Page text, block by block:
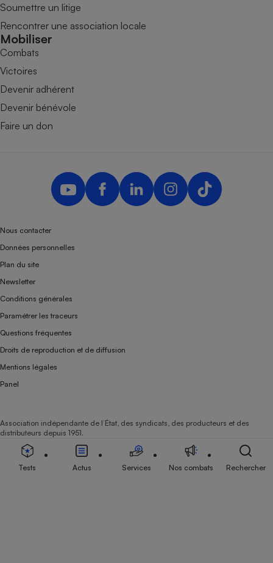
Soumettre un litige
Rencontrer une association locale
Mobiliser
Combats
Victoires
Devenir adhérent
Devenir bénévole
Faire un don
Nous contacter
Données personnelles
Plan du site
Newsletter
Conditions générales
Paramétrer les traceurs
Questions fréquentes
Droits de reproduction et de diffusion
Mentions légales
Panel
Association indépendante de l’État, des syndicats, des producteurs et des
distributeurs depuis 1951.
Tests Actus Services Nos combats Rechercher